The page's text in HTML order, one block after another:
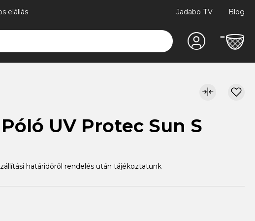
elállás Jadabo TV Blog
UV Protec Sun S
határidőről rendelés után tájékoztatunk